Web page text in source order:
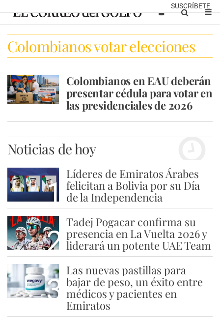
SUSCRÍBETE
Colombianos votar elecciones
presidenciales E
Colombianos en EAU deberán
presentar cédula para votar en
las presidenciales de 2026
Noticias de hoy
1
Líderes de Emiratos Árabes
felicitan a Bolivia por su Día
de la Independencia
2
Tadej Pogacar confirma su
presencia en La Vuelta 2026 y
liderará un potente UAE Team
3
Las nuevas pastillas para
bajar de peso, un éxito entre
médicos y pacientes en
Emiratos